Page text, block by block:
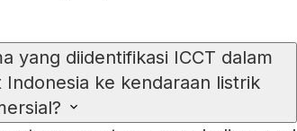
yang diidentifikasi ICCT dalam
ke kendaraan listrik